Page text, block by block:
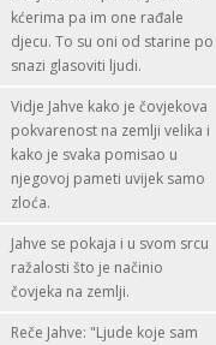
kćerima pa im one rađale
djecu. To su oni od starine po
snazi glasoviti ljudi.
Vidje Jahve kako je čovjekova
pokvarenost na zemlji velika i
kako je svaka pomisao u
njegovoj pameti uvijek samo
zloća.
Jahve se pokaja i u svom srcu
ražalosti što je načinio
čovjeka na zemlji.
Reče Jahve: "Ljude koje sam